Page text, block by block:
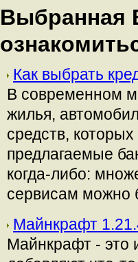
Выбранная
Как выбрать
В современном
жилья,
средств,
предлагаемые
когда-либо:
сервисам можно
Майнкрафт
Майнкрафт - это